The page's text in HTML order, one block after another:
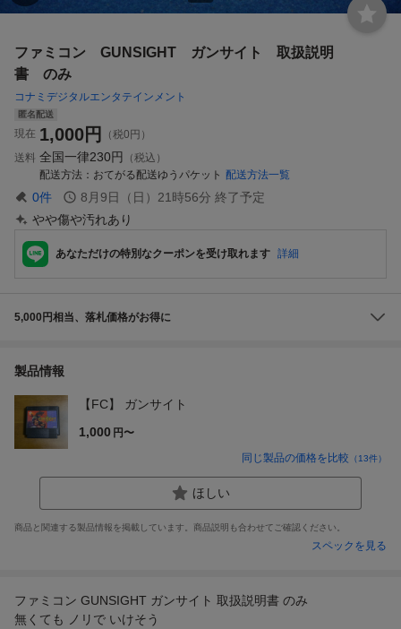
ファミコン GUNSIGHT ガンサイト 取扱説明
書 のみ
コナミデジタルエンタテインメント
匿名配送
現在 1,000円
（税0円）
送料 全国一律230円
（税込）
配送方法
おてがる配送ゆうパケット 配送方法一覧
0件 8月9日（日）21時56分 終了予定
やや傷や汚れあり
あなただけの特別なクーポンを受け取れます 詳細
5,000円相当、落札価格がお得に
製品情報
【FC】 ガンサイト
1,000 円〜
同じ製品の価格を比較 （13件）
ほしい
商品と関連する製品情報を掲載しています。商品説明も合わせてご確認ください。
スペックを見る
ファミコン GUNSIGHT ガンサイト 取扱説明書 のみ
無くても ノリで いけそう